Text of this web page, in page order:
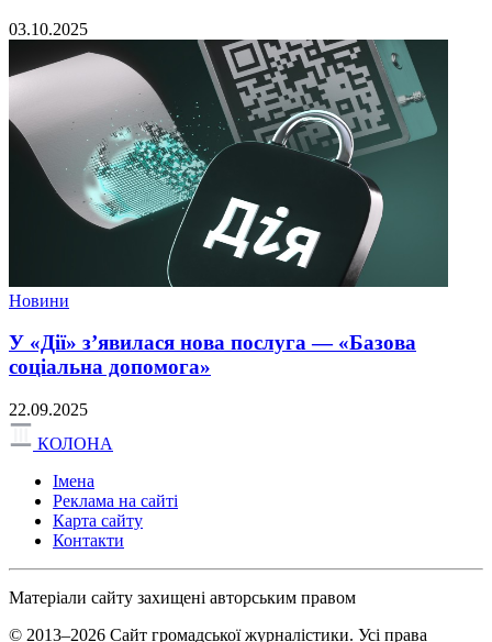
03.10.2025
Новини
У «Дії» з’явилася нова послуга — «Базова
соціальна допомога»
22.09.2025
КОЛОНА
Імена
Реклама на сайті
Карта сайту
Контакти
Матеріали сайту захищені авторським правом
© 2013–2026 Сайт громадської журналістики. Усі права